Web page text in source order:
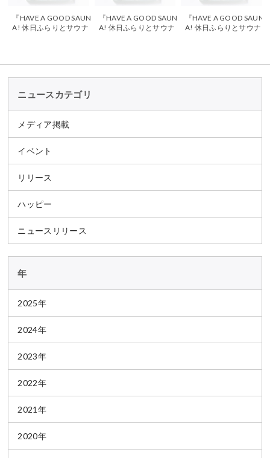
『HAVE A GOOD SAUN
A! 休日ふらりとサウナ
た
『HAVE A GOOD SAUN
A! 休日ふらりとサウナ
た
『HAVE A GOOD SAUN
A! 休日ふらりとサウナ
ニュースカテゴリ
メディア掲載
イベント
リリース
ハッピー
ニュースリリース
年
2025年
2024年
2023年
2022年
2021年
2020年